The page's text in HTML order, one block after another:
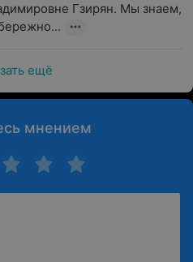
Гзирян. Мы знаем,
ещё
мнением